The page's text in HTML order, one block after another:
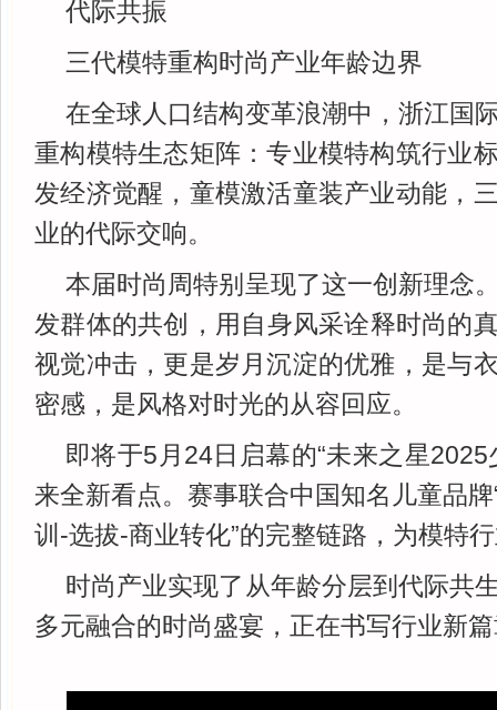
代际共振
三代模特重构时尚产业年龄边界
在全球人口结构变革浪潮中，浙江国
重构模特生态矩阵：专业模特构筑行业
发经济觉醒，童模激活童装产业动能，
业的代际交响。
本届时尚周特别呈现了这一创新理念
发群体的共创，用自身风采诠释时尚
视觉冲击，更是岁月沉淀的优雅，是与
密感，是风格对时光的从容回应。
即将于5月24日启幕的“未来之星
来全新看点。赛事联合中国知名儿童品牌
训-选拔-商业转化”的完整链路，为模特
时尚产业实现了从年龄分层到代际共
多元融合的时尚盛宴，正在书写行业新